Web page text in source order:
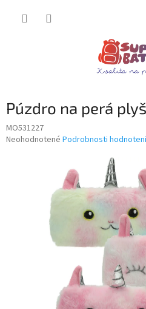
Púzdro na perá
MO531227
Priemerné
Neohodnotené Podrobnosti